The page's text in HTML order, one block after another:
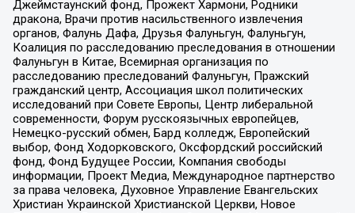
Джеймстаунский фонд, Прожект Хармони, Родники
дракона, Врачи против насильственного извлечения
органов, Фалунь Дафа, Друзья Фалуньгун, Фалуньгун,
Коалиция по расследованию преследования в отношении
Фалуньгун в Китае, Всемирная организация по
расследованию преследований Фалуньгун, Пражский
гражданский центр, Ассоциация школ политических
исследований при Совете Европы, Центр либеральной
современности, Форум русскоязычных европейцев,
Немецко-русский обмен, Бард колледж, Европейский
выбор, Фонд Ходорковского, Оксфордский российский
фонд, Фонд Будущее России, Компания свободы
информации, Проект Медиа, Международное партнерство
за права человека, Духовное Управление Евангельских
Христиан Украинской Христианской Церкви, Новое